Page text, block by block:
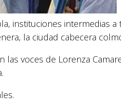
instituciones intermedias a
la ciudad cabecera
voces de Lorenza